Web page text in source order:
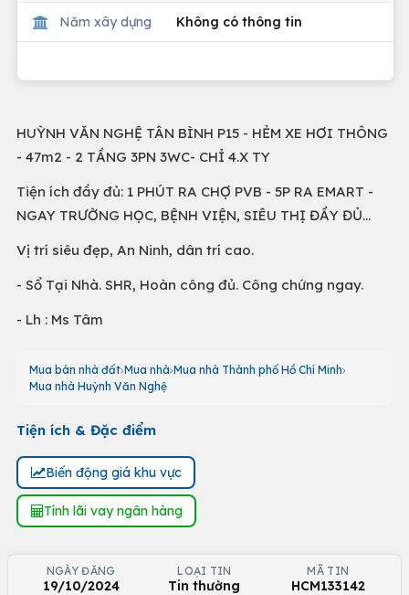
Năm xây dựng Không có thông tin
HUỲNH VĂN NGHỆ TÂN BÌNH P15 - HẺM XE HƠI THÔNG
- 47m2 - 2 TẦNG 3PN 3WC- CHỈ 4.X TY
Tiện ích đầy đủ: 1 PHÚT RA CHỢ PVB - 5P RA EMART -
NGAY TRƯỜNG HỌC, BỆNH VIỆN, SIÊU THỊ ĐẦY ĐỦ...
Vị trí siêu đẹp, An Ninh, dân trí cao.
- Sổ Tại Nhà. SHR, Hoàn công đủ. Công chứng ngay.
- Lh : Ms Tâm
Mua bán nhà đất Mua nhà Mua nhà Thành phố Hồ Chí Minh
Mua nhà Huỳnh Văn Nghệ
Tiện ích & Đặc điểm
Biến động giá khu vực
Tính lãi vay ngân hàng
NGÀY ĐĂNG
19/10/2024
LOẠI TIN
Tin thường
MÃ TIN
HCM133142